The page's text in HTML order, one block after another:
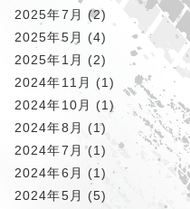
2025年7月
(2)
2025年5月
(4)
2025年1月 (2)
2024年11月
(1)
2024年10月 (1)
2024年8月
(1)
2024年7月 (1)
2024年6月 (1)
2024年5月
(5)